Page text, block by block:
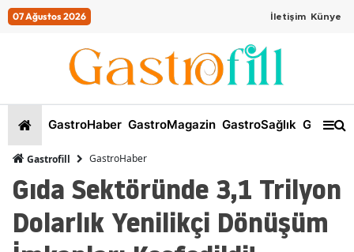
07 Ağustos 2026 İletişim Künye
GastroHaber GastroMagazin GastroSağlık
Gastrofill GastroHaber
Gıda Sektöründe 3,1 Trilyon
Dolarlık Yenilikçi Dönüşüm